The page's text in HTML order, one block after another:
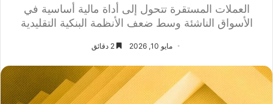
العملات المستقرة تتحول إلى أداة مالية أساسية في
الأسواق الناشئة وسط ضعف الأنظمة البنكية التقليدية
مايو 10, 2026